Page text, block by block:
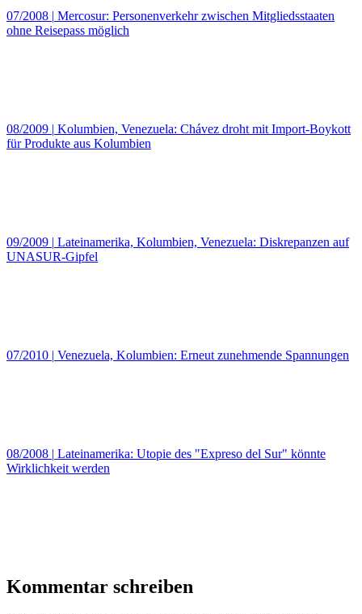
07/2008 | Mercosur: Personenverkehr zwischen Mitgliedsstaaten
ohne Reisepass möglich
08/2009 | Kolumbien, Venezuela: Chávez droht mit Import-Boykott
für Produkte aus Kolumbien
09/2009 | Lateinamerika, Kolumbien, Venezuela: Diskrepanzen auf
UNASUR-Gipfel
07/2010 | Venezuela, Kolumbien: Erneut zunehmende Spannungen
08/2008 | Lateinamerika: Utopie des "Expreso del Sur" könnte
Wirklichkeit werden
Kommentar schreiben